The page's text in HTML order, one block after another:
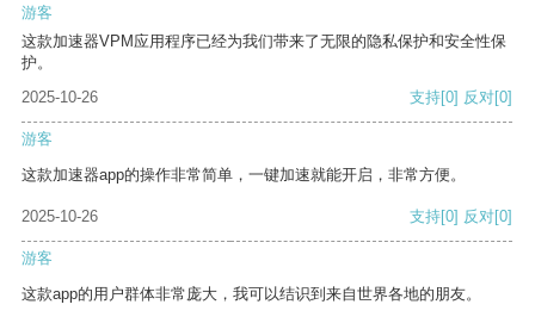
游客
这款加速器VPM应用程序已经为我们带来了无限的隐私保护和安全性保
护。
2025-10-26
支持[0] 反对[0]
游客
这款加速器app的操作非常简单，一键加速就能开启，非常方便。
2025-10-26 支持[0] 反对[0]
游客
这款app的用户群体非常庞大，我可以结识到来自世界各地的朋友。